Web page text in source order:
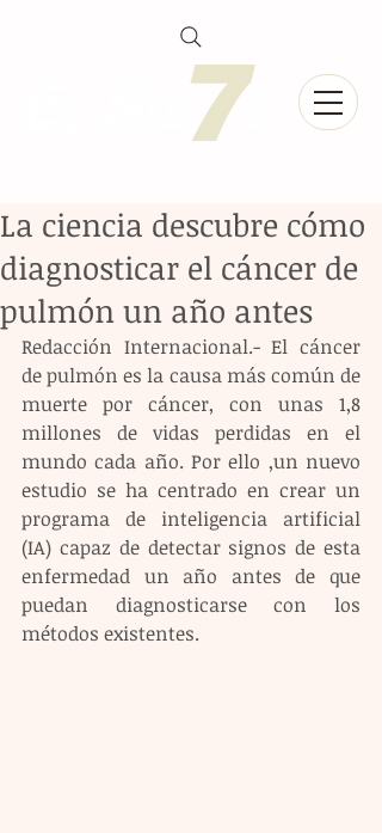
La ciencia descubre cómo
diagnosticar el cáncer de
pulmón un año antes
Redacción Internacional.- El cáncer
de pulmón es la causa más común de
muerte por cáncer, con unas 1,8
millones de vidas perdidas en el
mundo cada año. Por ello ,un nuevo
estudio se ha centrado en crear un
programa de inteligencia artificial
(IA) capaz de detectar signos de esta
enfermedad un año antes de que
puedan diagnosticarse con los
métodos existentes.